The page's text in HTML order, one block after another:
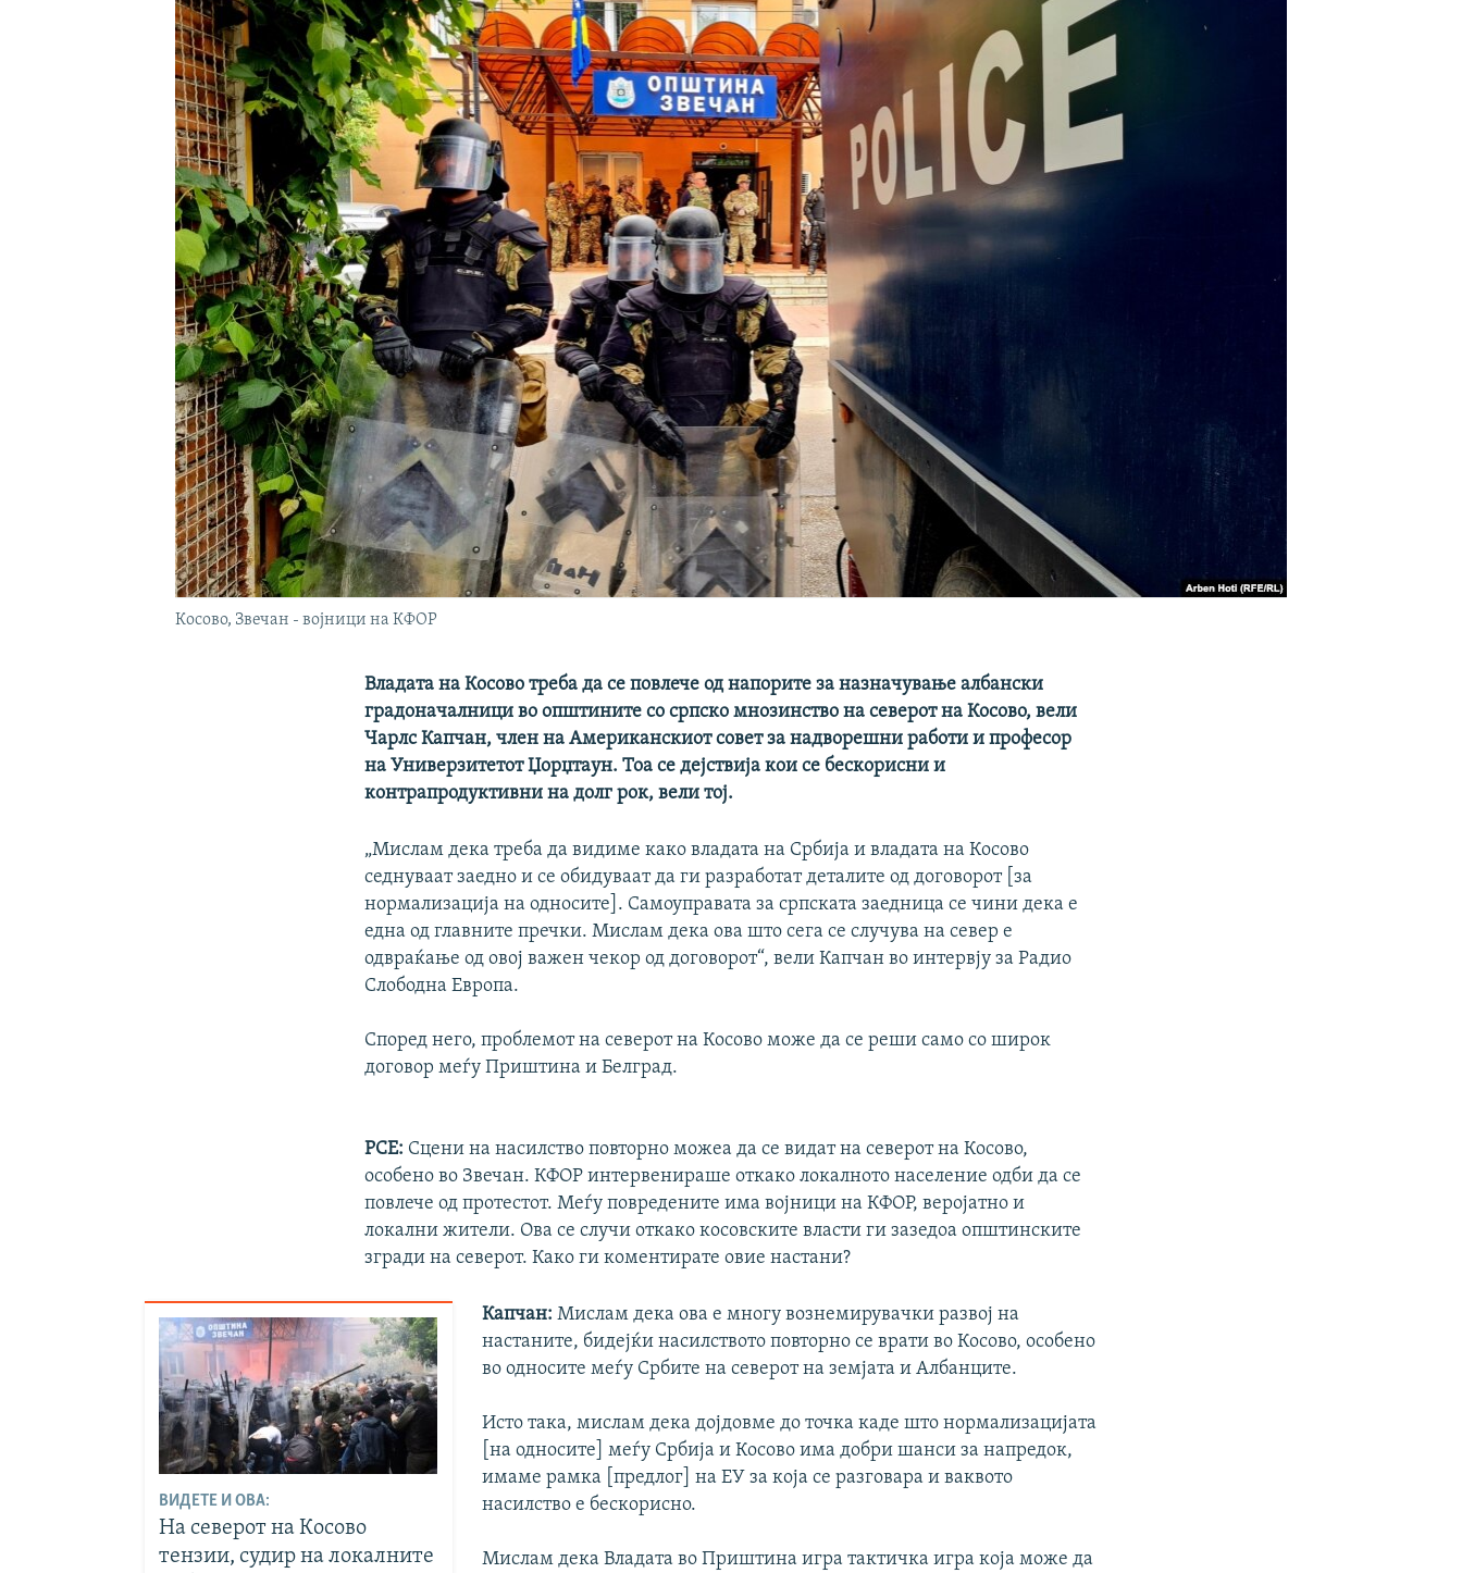
Косово, Звечан - војници на КФОР
Владата на Косово треба да се повлече од напорите за назначување албански
градоначалници во општините со српско мнозинство на северот на Косово, вели
Чарлс Капчан, член на Американскиот совет за надворешни работи и професор
на Универзитетот Џорџтаун. Тоа се дејствија кои се бескорисни и
контрапродуктивни на долг рок, вели тој.
„Мислам дека треба да видиме како владата на Србија и владата на Косово
седнуваат заедно и се обидуваат да ги разработат деталите од договорот [за
нормализација на односите]. Самоуправата за српската заедница се чини дека е
една од главните пречки. Мислам дека ова што сега се случува на север е
одвраќање од овој важен чекор од договорот“, вели Капчан во интервју за Радио
Слободна Европа.
Според него, проблемот на северот на Косово може да се реши само со широк
договор меѓу Приштина и Белград.
РСЕ: Сцени на насилство повторно можеа да се видат на северот на Косово,
особено во Звечан. КФОР интервенираше откако локалното население одби да се
повлече од протестот. Меѓу повредените има војници на КФОР, веројатно и
локални жители. Ова се случи откако косовските власти ги зазедоа општинските
згради на северот. Како ги коментирате овие настани?
ВИДЕТЕ И ОВА:
На северот на Косово
тензии, судир на локалните
Капчан: Мислам дека ова е многу вознемирувачки развој на
настаните, бидејќи насилството повторно се врати во Косово, особено
во односите меѓу Србите на северот на земјата и Албанците.
Исто така, мислам дека дојдовме до точка каде што нормализацијата
[на односите] меѓу Србија и Косово има добри шанси за напредок,
имаме рамка [предлог] на ЕУ за која се разговара и ваквото
насилство е бескорисно.
Мислам дека Владата во Приштина игра тактичка игра која може да